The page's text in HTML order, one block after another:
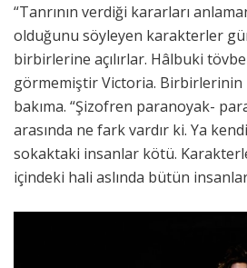
“Tanrının verdiği kararları
olduğunu söyleyen karakterler
birbirlerine açılırlar. Hâlbuki
görmemiştir Victoria.
bakıma. “Şizofren paranoyak-
arasında ne fark vardır ki. Ya
sokaktaki insanlar kötü.
içindeki hali aslında bütün